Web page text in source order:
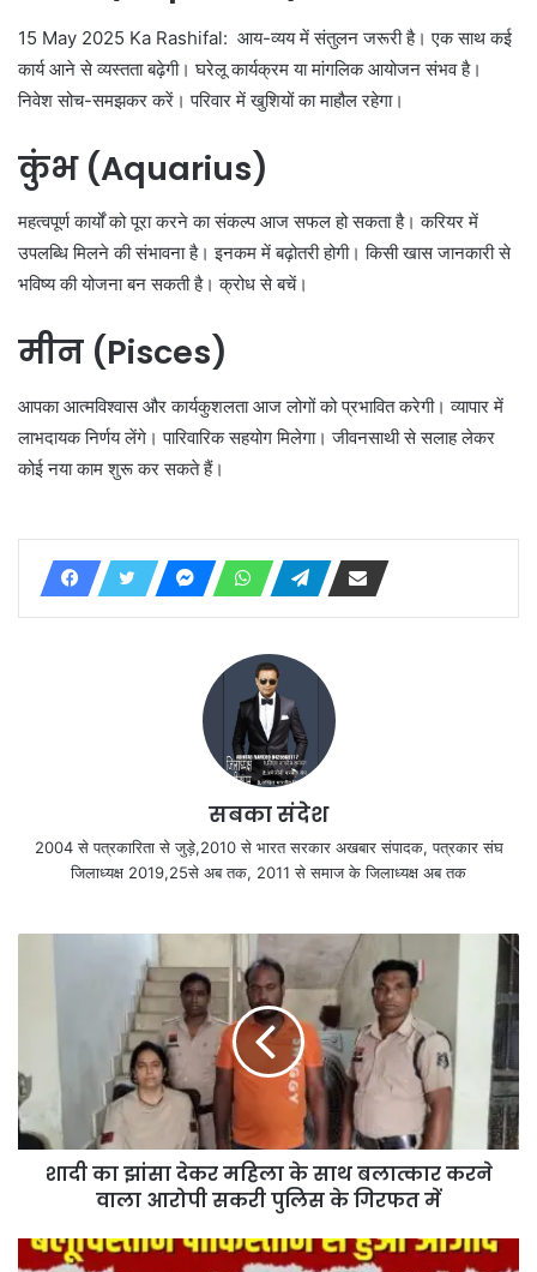
15 May 2025 Ka Rashifal: आय-व्यय में संतुलन जरूरी है। एक साथ कई
कार्य आने से व्यस्तता बढ़ेगी। घरेलू कार्यक्रम या मांगलिक आयोजन संभव है।
निवेश सोच-समझकर करें। परिवार में खुशियों का माहौल रहेगा।
कुंभ (Aquarius)
महत्वपूर्ण कार्यों को पूरा करने का संकल्प आज सफल हो सकता है। करियर में
उपलब्धि मिलने की संभावना है। इनकम में बढ़ोतरी होगी। किसी खास जानकारी से
भविष्य की योजना बन सकती है। क्रोध से बचें।
मीन (Pisces)
आपका आत्मविश्वास और कार्यकुशलता आज लोगों को प्रभावित करेगी। व्यापार में
लाभदायक निर्णय लेंगे। पारिवारिक सहयोग मिलेगा। जीवनसाथी से सलाह लेकर
कोई नया काम शुरू कर सकते हैं।
सबका संदेश
2004 से पत्रकारिता से जुड़े,2010 से भारत सरकार अखबार संपादक, पत्रकार संघ
जिलाध्यक्ष 2019,25से अब तक, 2011 से समाज के जिलाध्यक्ष अब तक
शादी का झांसा देकर महिला के साथ बलात्कार करने
वाला आरोपी सकरी पुलिस के गिरफत में